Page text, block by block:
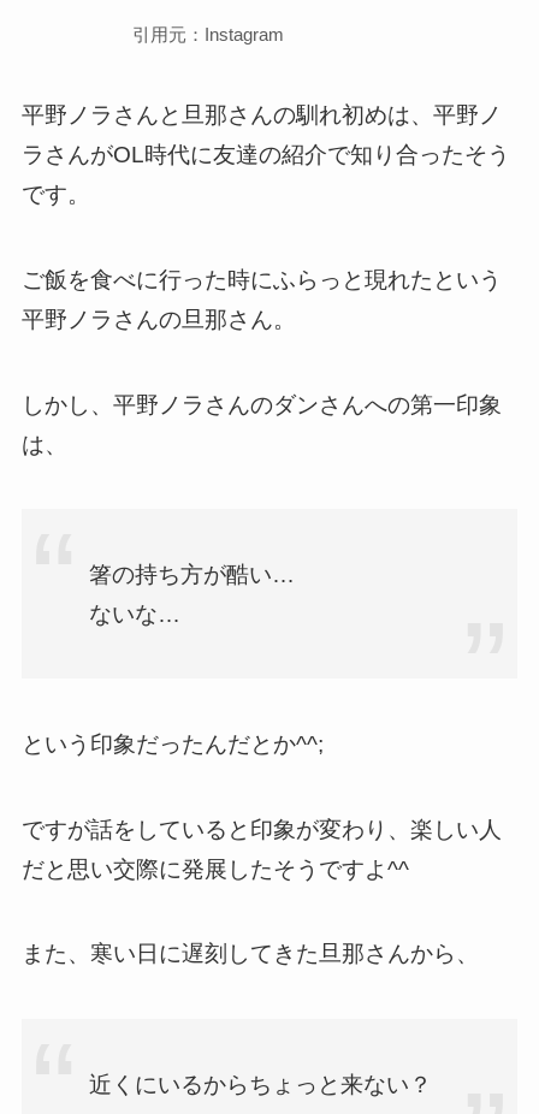
引用元：Instagram
平野ノラさんと旦那さんの馴れ初めは、平野ノ
ラさんがOL時代に友達の紹介で知り合ったそう
です。
ご飯を食べに行った時にふらっと現れたという
平野ノラさんの旦那さん。
しかし、平野ノラさんのダンさんへの第一印象
は、
箸の持ち方が酷い…
ないな…
という印象だったんだとか^^;
ですが話をしていると印象が変わり、楽しい人
だと思い交際に発展したそうですよ^^
また、寒い日に遅刻してきた旦那さんから、
近くにいるからちょっと来ない？